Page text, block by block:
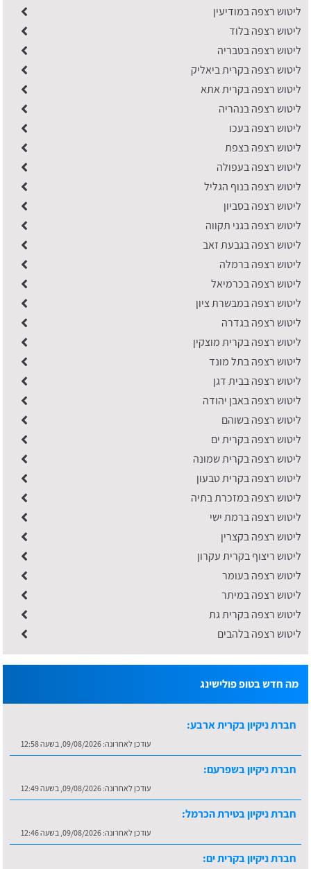
ליטוש רצפה במודיעין
ליטוש רצפה בלוד
ליטוש רצפה בטבריה
ליטוש רצפה בקרית ביאליק
ליטוש רצפה בקרית אתא
ליטוש רצפה בנהריה
ליטוש רצפה בעכו
ליטוש רצפה בצפת
ליטוש רצפה בעפולה
ליטוש רצפה בנוף הגליל
ליטוש רצפה בסביון
ליטוש רצפה בגני תקווה
ליטוש רצפה בגבעת זאב
ליטוש רצפה ברמלה
ליטוש רצפה בכרמיאל
ליטוש רצפה במבשרת ציון
ליטוש רצפה בגדרה
ליטוש רצפה בקרית מוצקין
ליטוש רצפה בתל מונד
ליטוש רצפה בבית דגן
ליטוש רצפה באבן יהודה
ליטוש רצפה בשוהם
ליטוש רצפה בקרית ים
ליטוש רצפה בקרית שמונה
ליטוש רצפה בקרית טבעון
ליטוש רצפה במזכרת בתיה
ליטוש רצפה ברמת ישי
ליטוש רצפה בקצרין
ליטוש ריצוף בקרית עקרון
ליטוש רצפה בעומר
ליטוש רצפה במיתר
ליטוש רצפה בקרית גת
ליטוש רצפה בלהבים
מה חדש בטופ פולישינג
חברת ניקיון בקרית ארבע:
עודכן לאחרונה: 09/08/2026, בשעה 12:58
חברת ניקיון בשפרעם:
עודכן לאחרונה: 09/08/2026, בשעה 12:49
חברת ניקיון בטירת הכרמל:
עודכן לאחרונה: 09/08/2026, בשעה 12:46
חברת ניקיון בקרית ים: